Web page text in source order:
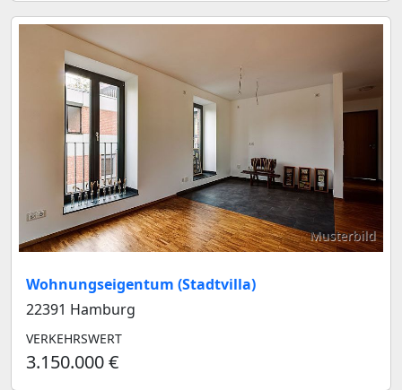
Musterbild
Wohnungseigentum (Stadtvilla)
22391 Hamburg
VERKEHRSWERT
3.150.000 €